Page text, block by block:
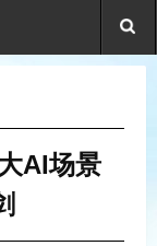
AI场景